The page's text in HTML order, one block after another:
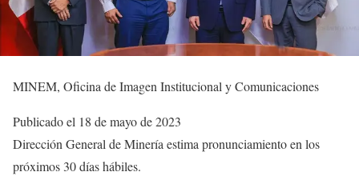
MINEM, Oficina de Imagen Institucional y Comunicaciones
Publicado el 18 de mayo de 2023
Dirección General de Minería estima pronunciamiento en los
próximos 30 días hábiles.